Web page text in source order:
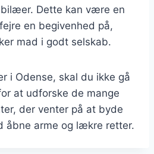
Dette kan være en
en begivenhed på,
mad i godt selskab.
i Odense, skal du ikke gå
at udforske de mange
der venter på at byde
åbne arme og lækre retter.